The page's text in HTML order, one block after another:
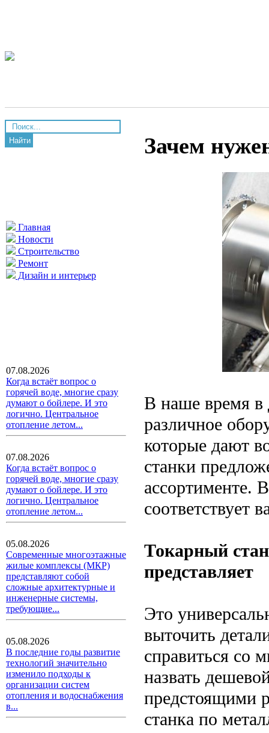
Найти
Главная
Новости
Строительство
Ремонт
Дизайн и интерьер
07.08.2026
Когда встаёт вопрос о
горячей воде, многие сразу
думают о бойлере. И это
логично. Центральное
отопление летом...
07.08.2026
Когда встаёт вопрос о
горячей воде, многие сразу
думают о бойлере. И это
логично. Центральное
отопление летом...
05.08.2026
Современные многоэтажные
жилые комплексы (МКР)
представляют собой
сложные архитектурные и
инженерные системы,
требующие...
05.08.2026
В последние годы развитие
технологий значительно
изменило подходы к
организации систем
отопления и водоснабжения
в...
Зачем
В наше время в
различное
которые дают
станки
ассортименте.
соответствует
Токарный
представляет
Это
выточить
справиться со
назвать
предстоящими
станка по